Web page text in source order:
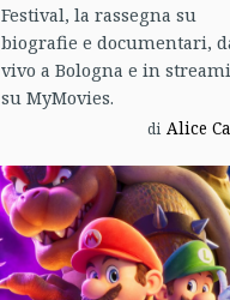
Festival, la rassegna su
biografie e documentari,
vivo a Bologna e in
su MyMovies.
di Alice